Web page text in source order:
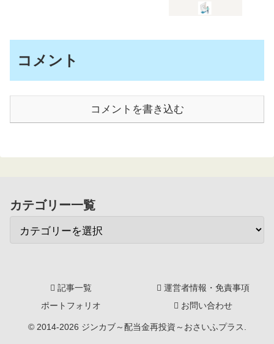
コメント
コメントを書き込む
カテゴリー一覧
記事一覧
運営者情報・免責事項
ポートフォリオ
お問い合わせ
© 2014-2026 ジンカブ～配当金再投資～おさいふプラス.